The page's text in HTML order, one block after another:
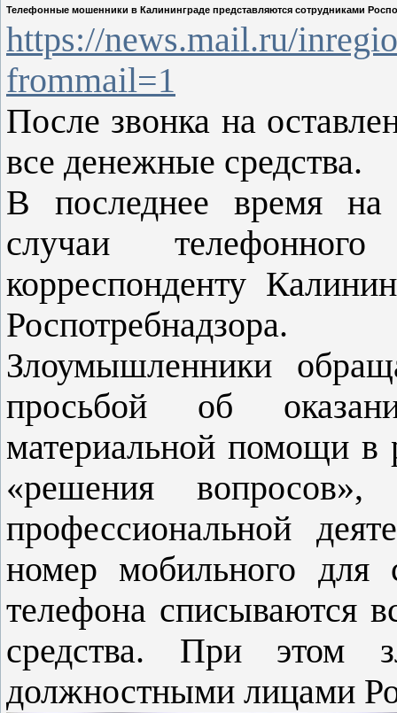
Телефонные мошенники в Калининграде представляются сотрудниками
https://news.mail.ru/
frommail=1
После звонка на
все денежные средства.
В последнее время на
случаи
корреспонденту
Роспотребнадзора.
Злоумышленники
просьбой об
материальной помощи в
«решения
профессиональной
номер мобильного для
телефона списываются
средства. При этом
должностными лицами